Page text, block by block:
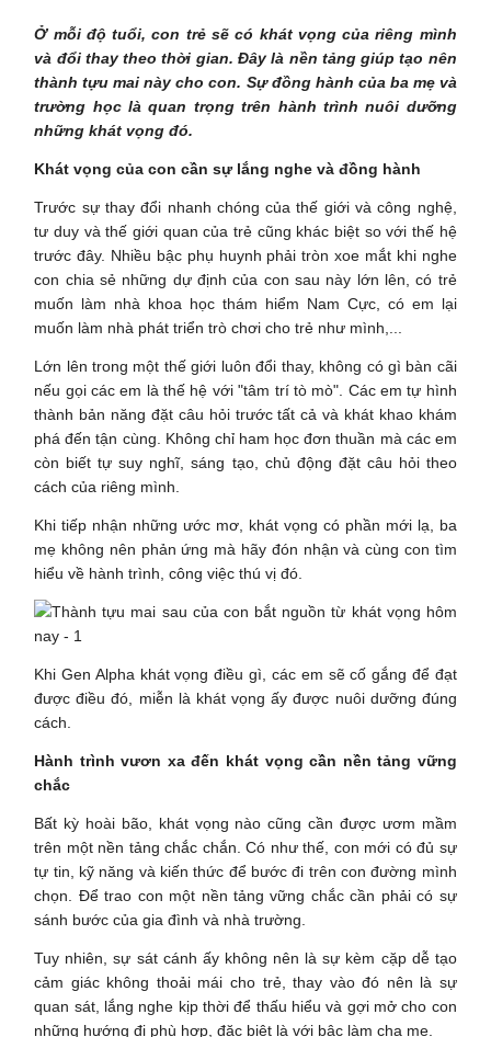
Ở mỗi độ tuổi, con trẻ sẽ có khát vọng của riêng mình
và đổi thay theo thời gian. Đây là nền tảng giúp tạo nên
thành tựu mai này cho con. Sự đồng hành của ba mẹ và
trường học là quan trọng trên hành trình nuôi dưỡng
những khát vọng đó.
Khát vọng của con cần sự lắng nghe và đồng hành
Trước sự thay đổi nhanh chóng của thế giới và công nghệ,
tư duy và thế giới quan của trẻ cũng khác biệt so với thế hệ
trước đây. Nhiều bậc phụ huynh phải tròn xoe mắt khi nghe
con chia sẻ những dự định của con sau này lớn lên, có trẻ
muốn làm nhà khoa học thám hiểm Nam Cực, có em lại
muốn làm nhà phát triển trò chơi cho trẻ như mình,...
Lớn lên trong một thế giới luôn đổi thay, không có gì bàn cãi
nếu gọi các em là thế hệ với "tâm trí tò mò". Các em tự hình
thành bản năng đặt câu hỏi trước tất cả và khát khao khám
phá đến tận cùng. Không chỉ ham học đơn thuần mà các em
còn biết tự suy nghĩ, sáng tạo, chủ động đặt câu hỏi theo
cách của riêng mình.
Khi tiếp nhận những ước mơ, khát vọng có phần mới lạ, ba
mẹ không nên phản ứng mà hãy đón nhận và cùng con tìm
hiểu về hành trình, công việc thú vị đó.
Khi Gen Alpha khát vọng điều gì, các em sẽ cố gắng để đạt
được điều đó, miễn là khát vọng ấy được nuôi dưỡng đúng
cách.
Hành trình vươn xa đến khát vọng cần nền tảng vững
chắc
Bất kỳ hoài bão, khát vọng nào cũng cần được ươm mầm
trên một nền tảng chắc chắn. Có như thế, con mới có đủ sự
tự tin, kỹ năng và kiến thức để bước đi trên con đường mình
chọn. Để trao con một nền tảng vững chắc cần phải có sự
sánh bước của gia đình và nhà trường.
Tuy nhiên, sự sát cánh ấy không nên là sự kèm cặp dễ tạo
cảm giác không thoải mái cho trẻ, thay vào đó nên là sự
quan sát, lắng nghe kịp thời để thấu hiểu và gợi mở cho con
những hướng đi phù hợp, đặc biệt là với bậc làm cha mẹ.